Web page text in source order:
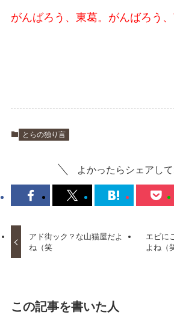
がんばろう、東葛。がんばろう、
とらの独り言
よかったらシェアして
アド街ック？な山猫屋だよ
ね（笑
エビに
よね（
この記事を書いた人